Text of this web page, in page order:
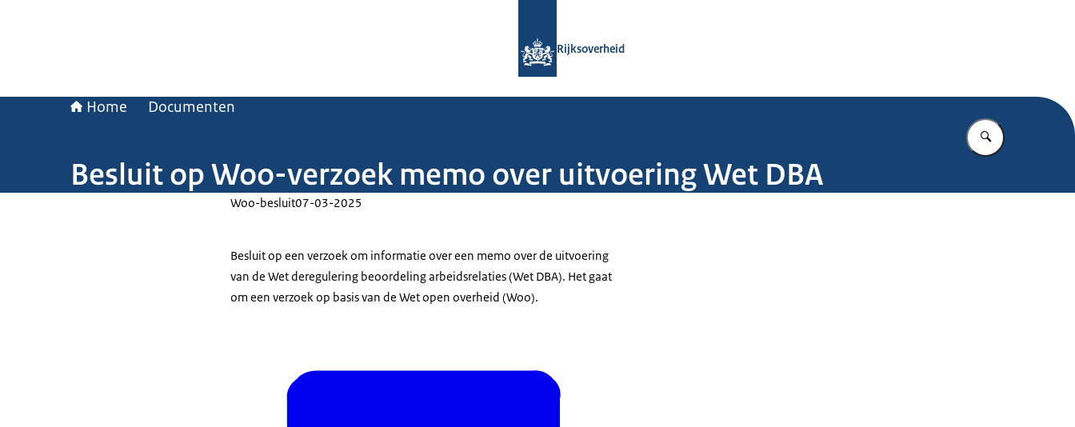
Rijksoverheid
Home Documenten
Vul in wat u
Besluit op Woo-verzoek memo over uitvoering Wet DBA
Woo-besluit07-03-2025
Besluit op een verzoek om informatie over een memo over de uitvoering
van de Wet deregulering beoordeling arbeidsrelaties (Wet DBA). Het gaat
om een verzoek op basis van de Wet open overheid (Woo).